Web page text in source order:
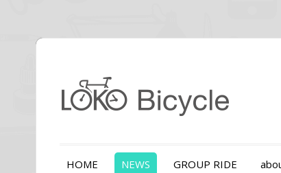
HOME NEWS GROUP RIDE